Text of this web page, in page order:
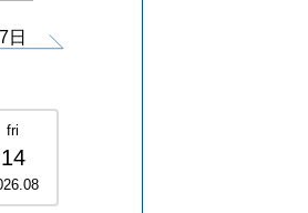
日
fri
14
.08